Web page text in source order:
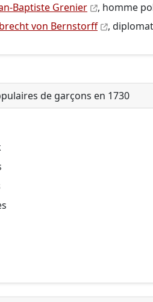
Baptiste Grenier , homme
von Bernstorff ,
de garçons en 1730